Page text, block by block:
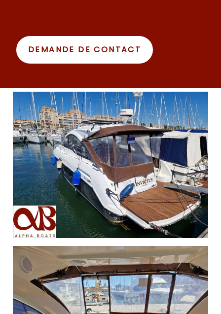
DEMANDE DE CONTACT